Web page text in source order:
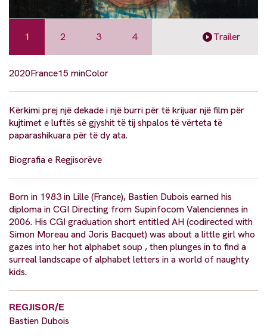
1 2 3 4 Trailer
2020France15 minColor
Kërkimi prej një dekade i një burri për të krijuar një film për
kujtimet e luftës së gjyshit të tij shpalos të vërteta të
paparashikuara për të dy ata.
Biografia e Regjisorëve
Born in 1983 in Lille (France), Bastien Dubois earned his
diploma in CGI Directing from Supinfocom Valenciennes in
2006. His CGI graduation short entitled AH (codirected with
Simon Moreau and Joris Bacquet) was about a little girl who
gazes into her hot alphabet soup , then plunges in to find a
surreal landscape of alphabet letters in a world of naughty
kids.
REGJISOR/E
Bastien Dubois